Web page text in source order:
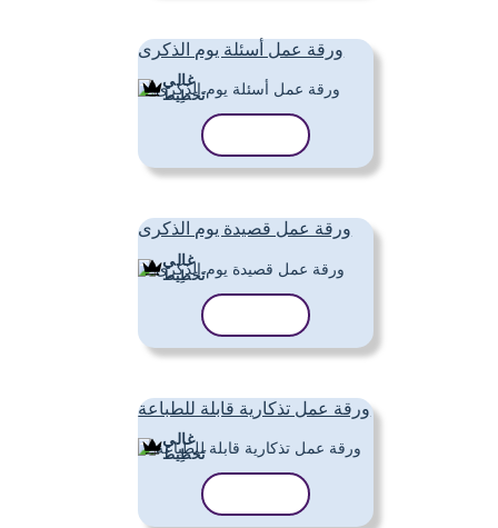
ورقة عمل أسئلة يوم الذكرى
غالي
تَخطِيط
ورقة عمل قصيدة يوم الذكرى
غالي
تَخطِيط
ورقة عمل تذكارية قابلة للطباعة
غالي
تَخطِيط